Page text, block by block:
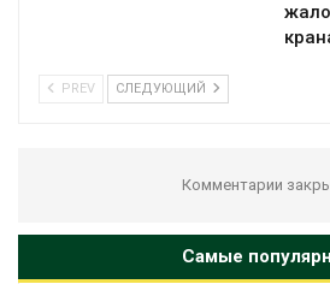
PREV СЛЕДУЮЩИЙ
Комментарии
Самые